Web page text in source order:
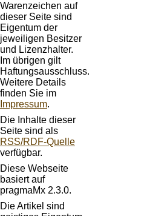
Warenzeichen auf
dieser Seite sind
Eigentum der
jeweiligen Besitzer
und Lizenzhalter.
Im übrigen gilt
Haftungsausschluss.
Weitere Details
finden Sie im
Impressum.
Die Inhalte dieser
Seite sind als
RSS/RDF-Quelle
verfügbar.
Diese Webseite
basiert auf
pragmaMx 2.3.0.
Die Artikel sind